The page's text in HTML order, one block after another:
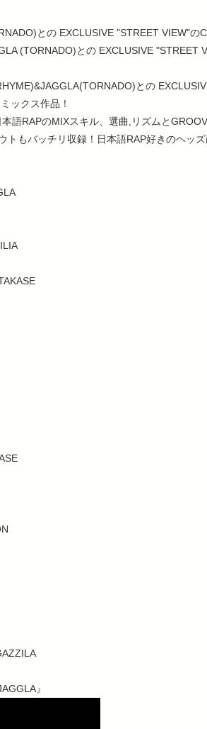
との EXCLUSIVE "STREET VIEW"の
(TORNADO)との EXCLUSIVE "STREET
との
ックス作品！
語RAPのMIXスキル、選曲,リズムと
トもバッチリ収録！日本語RAP好きのヘッ
』